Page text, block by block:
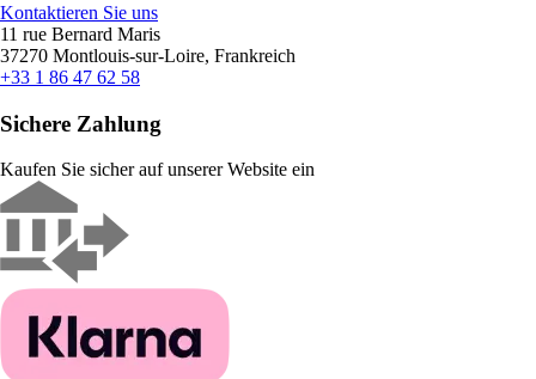
Kontaktieren Sie uns
11 rue Bernard Maris
37270 Montlouis-sur-Loire, Frankreich
+33 1 86 47 62 58
Sichere Zahlung
Kaufen Sie sicher auf unserer Website ein